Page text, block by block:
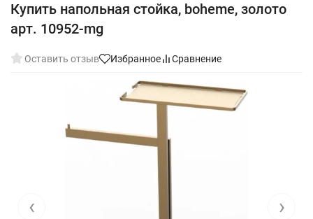
Купить напольная стойка, boheme, золото
арт. 10952-mg
Оставить отзыв Избранное Сравнение
‹ ›